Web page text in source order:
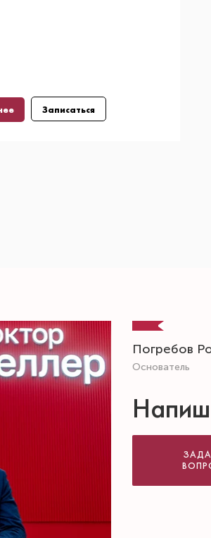
Записаться
Погребов
Основатель